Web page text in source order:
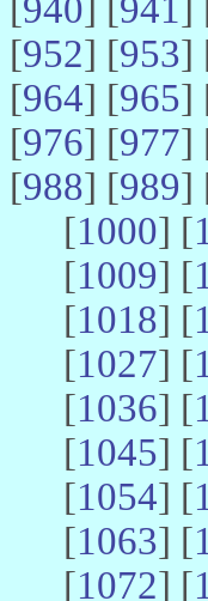
[940] [941]
[952] [953]
[964] [965]
[976] [977]
[988] [989]
[1000] [
[1009] [
[1018] [
[1027] [
[1036] [
[1045] [
[1054] [
[1063] [
[1072] [